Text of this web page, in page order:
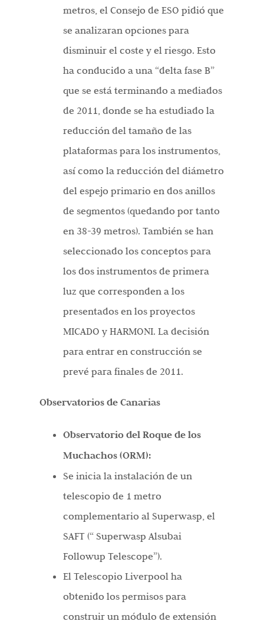
metros, el Consejo de ESO pidió que
se analizaran opciones para
disminuir el coste y el riesgo. Esto
ha conducido a una “delta fase B”
que se está terminando a mediados
de 2011, donde se ha estudiado la
reducción del tamaño de las
plataformas para los instrumentos,
así como la reducción del diámetro
del espejo primario en dos anillos
de segmentos (quedando por tanto
en 38-39 metros). También se han
seleccionado los conceptos para
los dos instrumentos de primera
luz que corresponden a los
presentados en los proyectos
MICADO y HARMONI. La decisión
para entrar en construcción se
prevé para finales de 2011.
Observatorios de Canarias
Observatorio del Roque de los
Muchachos (ORM):
Se inicia la instalación de un
telescopio de 1 metro
complementario al Superwasp, el
SAFT (“ Superwasp Alsubai
Followup Telescope”).
El Telescopio Liverpool ha
obtenido los permisos para
construir un módulo de extensión